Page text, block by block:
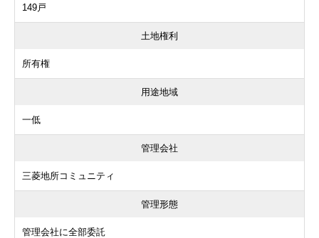
149戸
土地権利
所有権
用途地域
一低
管理会社
三菱地所コミュニティ
管理形態
管理会社に全部委託